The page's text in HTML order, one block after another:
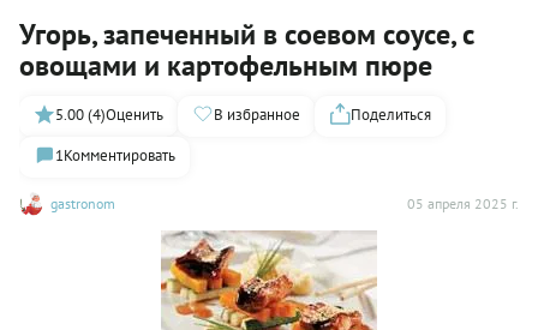
Угорь, запеченный в соевом соусе, с
овощами и картофельным пюре
gastronom 05 апреля 2025 г.
5.00 (4)Оценить В избранное
Поделиться
1Комментировать